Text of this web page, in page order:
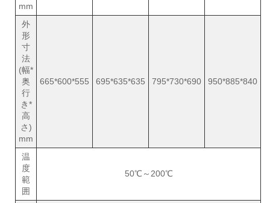
mm
外
形
寸
法
(幅*
奥
行
き*
高
さ)
mm
665*600*555 695*635*635 795*730*690 950*885*840
温
度
範
囲
50℃～200℃